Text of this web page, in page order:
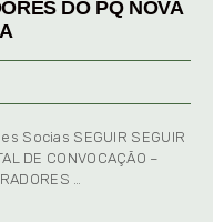
DO PQ NOVA
Socias SEGUIR SEGUIR
DE CONVOCAÇÃO –
…